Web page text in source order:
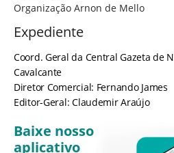
Organização Arnon de Mello
Expediente
Coord. Geral da Central Gazeta de
Cavalcante
Diretor Comercial: Fernando James
Editor-Geral: Claudemir Araújo
Baixe nosso
aplicativo